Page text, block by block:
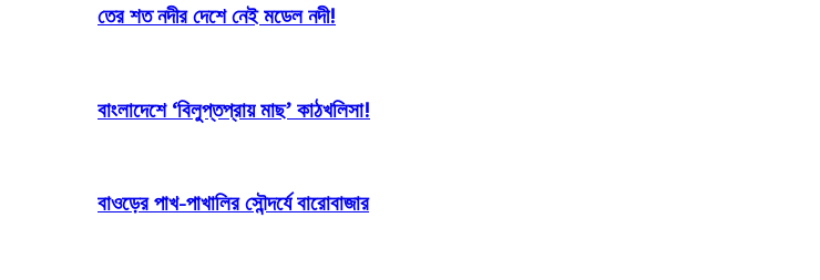
তের শত নদীর দেশে নেই মডেল নদী!
বাংলাদেশে ‘বিলুপ্তপ্রায় মাছ’ কাঠখলিসা!
বাওড়ের পাখ-পাখালির সৌন্দর্যে বারোবাজার